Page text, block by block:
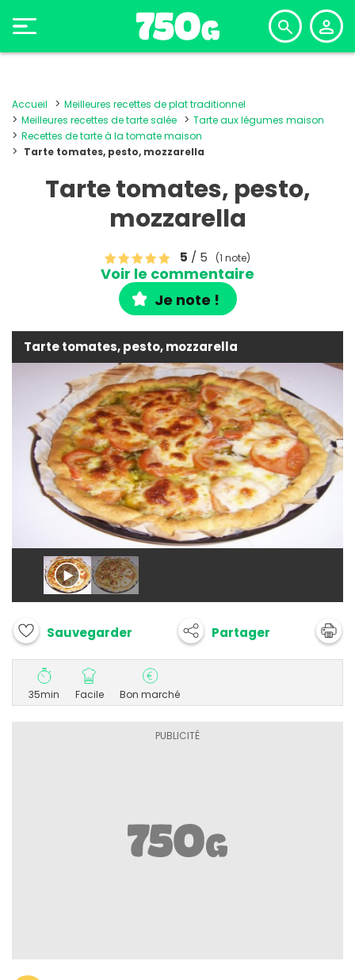
Accueil
Meilleures recettes de plat traditionnel
Meilleures recettes de tarte salée
Tarte aux légumes maison
Recettes de tarte à la tomate maison
Tarte tomates, pesto, mozzarella
Tarte tomates, pesto,
mozzarella
5 / 5 (1 note)
Voir le commentaire
Je note !
Tarte tomates, pesto, mozzarella
Sauvegarder Partager
35min Facile Bon marché